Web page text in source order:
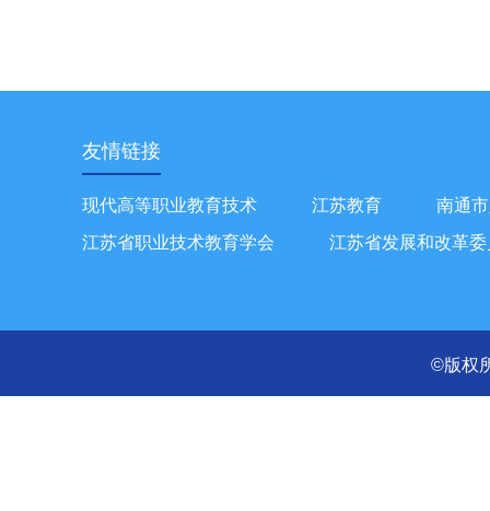
友情链接
现代高等职业教育技术 江苏教育
南通
江苏省职业技术教育学会
江苏省发展和改革
©版权